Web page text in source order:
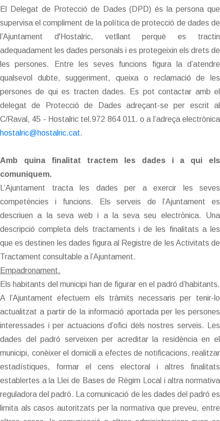
El Delegat de Protecció de Dades (DPD) és la persona que
supervisa el compliment de la política de protecció de dades de
l’Ajuntament d'Hostalric, vetllant perquè es tractin
adequadament les dades personals i es protegeixin els drets de
les persones. Entre les seves funcions figura la d’atendre
qualsevol dubte, suggeriment, queixa o reclamació de les
persones de qui es tracten dades. Es pot contactar amb el
delegat de Protecció de Dades adreçant-se per escrit al
C/Raval, 45 - Hostalric tel.972 864 011. o a l’adreça electrònica
hostalric@hostalric.cat.
Amb quina finalitat tractem les dades i a qui els
comuniquem.
L’Ajuntament tracta les dades per a exercir les seves
competències i funcions. Els serveis de l’Ajuntament es
descriuen a la seva web i a la seva seu electrònica. Una
descripció completa dels tractaments i de les finalitats a les
que es destinen les dades figura al Registre de les Activitats de
Tractament consultable a l’Ajuntament.
Empadronament.
Els habitants del municipi han de figurar en el padró d’habitants.
A l’Ajuntament efectuem els tràmits necessaris per tenir-lo
actualitzat a partir de la informació aportada per les persones
interessades i per actuacions d’ofici dels nostres serveis. Les
dades del padró serveixen per acreditar la residència en el
municipi, conèixer el domicili a efectes de notificacions, realitzar
estadístiques, formar el cens electoral i altres finalitats
establertes a la Llei de Bases de Règim Local i altra normativa
reguladora del padró. La comunicació de les dades del padró es
limita als casos autoritzats per la normativa que preveu, entre